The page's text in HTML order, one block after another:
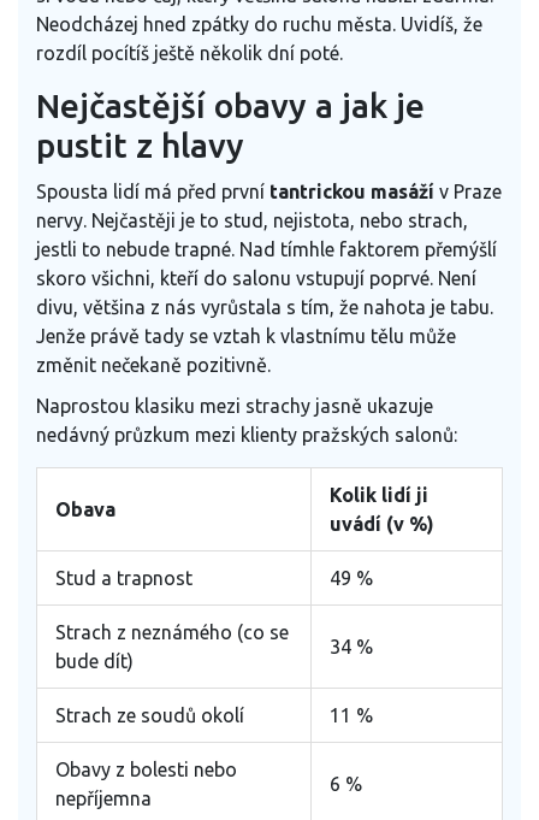
Neodcházej hned zpátky do ruchu města. Uvidíš, že
rozdíl pocítíš ještě několik dní poté.
Nejčastější obavy a jak je
pustit z hlavy
Spousta lidí má před první tantrickou masáží v Praze
nervy. Nejčastěji je to stud, nejistota, nebo strach,
jestli to nebude trapné. Nad tímhle faktorem přemýšlí
skoro všichni, kteří do salonu vstupují poprvé. Není
divu, většina z nás vyrůstala s tím, že nahota je tabu.
Jenže právě tady se vztah k vlastnímu tělu může
změnit nečekaně pozitivně.
Naprostou klasiku mezi strachy jasně ukazuje
nedávný průzkum mezi klienty pražských salonů:
Obava
Kolik lidí ji
uvádí (v %)
Stud a trapnost 49 %
Strach z neznámého (co se
bude dít)
34 %
Strach ze soudů okolí 11 %
Obavy z bolesti nebo
nepříjemna
6 %